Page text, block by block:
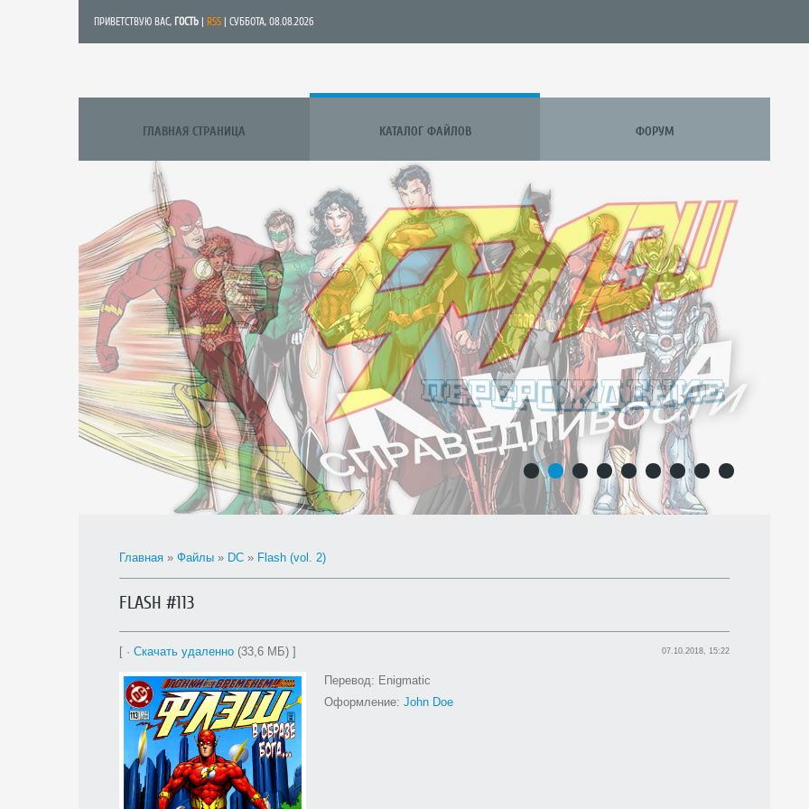
ПРИВЕТСТВУЮ ВАС, ГОСТЬ RSS | СУББОТА, 08.08.2026
ГЛАВНАЯ СТРАНИЦА КАТАЛОГ ФАЙЛОВ ФОРУМ
1
2 4 6 7
Главная » Файлы » DC » Flash (vol. 2)
FLASH #113
[ · Скачать удаленно (33,6 МБ) ] 07.10.2018, 15:22
Перевод: Enigmatic
Оформление: John Doe